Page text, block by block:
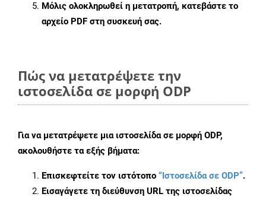
Μόλις ολοκληρωθεί η μετατροπή, κατεβάστε το
αρχείο PDF στη συσκευή σας.
Πώς να μετατρέψετε την
ιστοσελίδα σε μορφή ODP
Για να μετατρέψετε μια ιστοσελίδα σε μορφή ODP,
ακολουθήστε τα εξής βήματα:
Επισκεφτείτε τον ιστότοπο “Ιστοσελίδα σε ODP”.
Εισαγάγετε τη διεύθυνση URL της ιστοσελίδας